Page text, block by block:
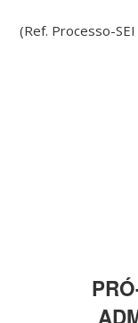
(Ref. Processo-